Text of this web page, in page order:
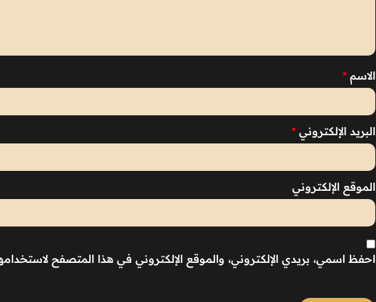
الاسم *
البريد الإلكتروني *
الموقع الإلكتروني
احفظ اسمي، بريدي الإلكتروني، والموقع الإلكتروني في هذا المتصفح